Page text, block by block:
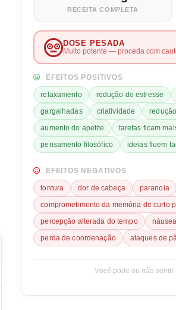
RECEITA COMPLETA
DOSE PESADA
Muito potente — proceda com
EFEITOS POSITIVOS
relaxamento redução do estresse
gargalhadas
criatividade
aumento do apetite
tarefas ficam
pensamento filosófico
ideias fluem
EFEITOS NEGATIVOS
tontura dor de cabeça
paranoia
comprometimento da memória de curto
percepção alterada do tempo
náusea
perda de coordenação
ataques de
Você pode ou não